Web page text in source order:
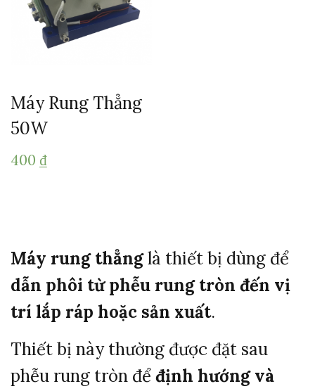
Máy Rung Thẳng
50W
400 ₫
Máy rungthẳnglà thiếtbị dùng để
dẫn phôi từphễu rungtròn đến vị
trí lắp ráp hoặc sản xuất.
Thiếtbị nàythường được đặt sau
phễu rung tròn đểđịnh hướngvà